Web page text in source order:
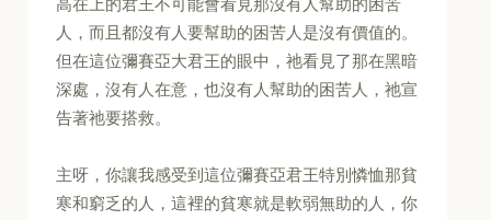
人，而且都沒有人要幫助的困苦人是沒有價值的。
但在這位彌賽亞大君王的眼中，祂看見了那在黑暗
深處，沒有人在意，也沒有人幫助的困苦人，祂宣
告著祂要搭救。
主呀，你讓我感受到這位彌賽亞君王特別憐恤那貧
寒和窮乏的人，這裡的貧寒就是軟弱無助的人，你